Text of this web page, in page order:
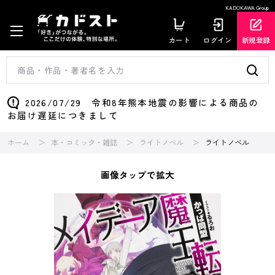
KADOKAWA Group
カート ログイン 新規登録
2026/07/29 令和8年熊本地震の影響による商品の
お届け遅延につきまして
ホーム 本・コミック・雑誌 ライトノベル ライトノベル
画像タップで拡大